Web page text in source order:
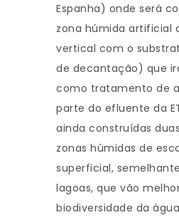
Espanha) onde será
zona húmida artificial
vertical com o
de decantação) que
como tratamento de
parte do efluente da
ainda construídas
zonas húmidas de
superficial,
lagoas, que vão
biodiversidade da